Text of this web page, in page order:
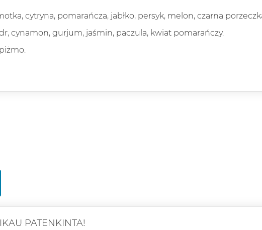
cytryna, pomarańcza, jabłko, persyk, melon, czarna
cynamon, gurjum, jaśmin, paczula, kwiat pomarańczy.
PATENKINTA!